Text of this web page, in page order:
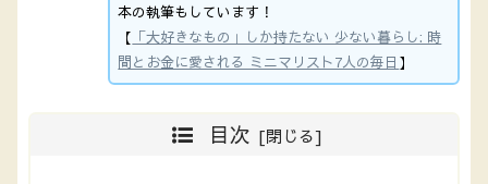
本の執筆もしています！
【 「大好きなもの」しか持たない 少ない暮らし: 時
間とお金に愛される ミニマリスト7人の毎日 】
目次